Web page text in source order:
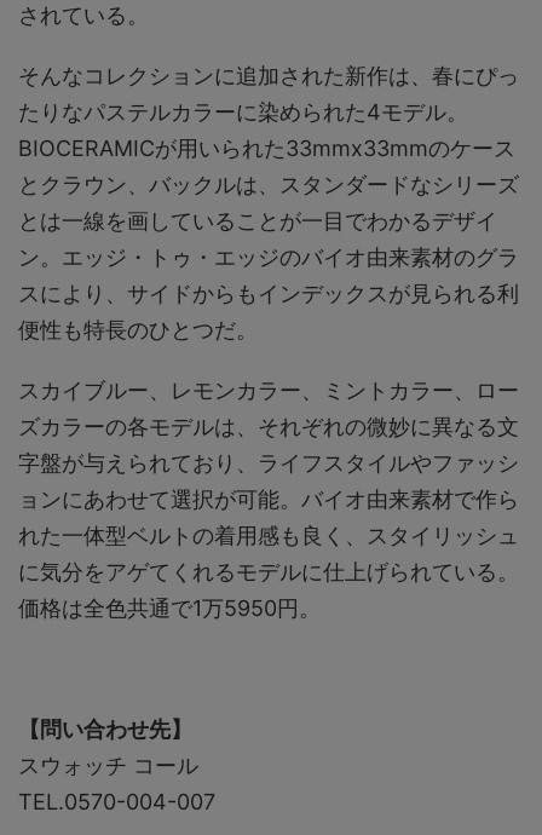
されている。
そんなコレクションに追加された新作は、春にぴっ
たりなパステルカラーに染められた4モデル。
BIOCERAMICが用いられた33mmx33mmのケース
とクラウン、バックルは、スタンダードなシリーズ
とは一線を画していることが一目でわかるデザイ
ン。エッジ・トゥ・エッジのバイオ由来素材のグラ
スにより、サイドからもインデックスが見られる利
便性も特長のひとつだ。
スカイブルー、レモンカラー、ミントカラー、ロー
ズカラーの各モデルは、それぞれの微妙に異なる文
字盤が与えられており、ライフスタイルやファッシ
ョンにあわせて選択が可能。バイオ由来素材で作ら
れた一体型ベルトの着用感も良く、スタイリッシュ
に気分をアゲてくれるモデルに仕上げられている。
価格は全色共通で1万5950円。
【問い合わせ先】
スウォッチ コール
TEL.0570-004-007